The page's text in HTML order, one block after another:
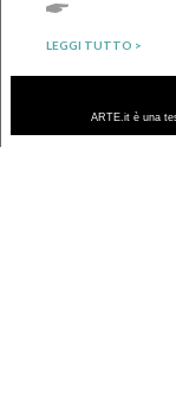
LEGGI TUTTO >
ARTE.it è una